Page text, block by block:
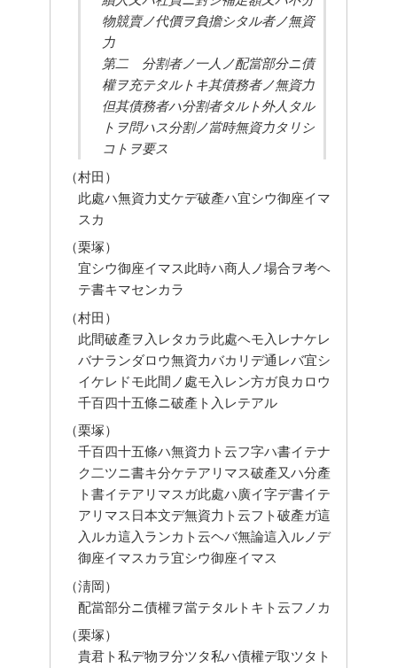
物競賣ノ代價ヲ負擔シタル者ノ無資
力
第二　分割者ノ一人ノ配當部分ニ債
權ヲ充テタルトキ其債務者ノ無資力
但其債務者ハ分割者タルト外人タル
トヲ問ハス分割ノ當時無資力タリシ
コトヲ要ス
（村田）
此處ハ無資力丈ケデ破產ハ宜シウ御座イマ
スカ
（栗塚）
宜シウ御座イマス此時ハ商人ノ場合ヲ考ヘ
テ書キマセンカラ
（村田）
此間破產ヲ入レタカラ此處ヘモ入レナケレ
バナランダロウ無資力バカリデ通レバ宜シ
イケレドモ此間ノ處モ入レン方ガ良カロウ
千百四十五條ニ破產ト入レテアル
（栗塚）
千百四十五條ハ無資力ト云フ字ハ書イテナ
ク二ツニ書キ分ケテアリマス破產又ハ分產
ト書イテアリマスガ此處ハ廣イ字デ書イテ
アリマス日本文デ無資力ト云フト破產ガ這
入ルカ這入ランカト云ヘバ無論這入ルノデ
御座イマスカラ宜シウ御座イマス
（淸岡）
配當部分ニ債權ヲ當テタルトキト云フノカ
（栗塚）
貴君ト私デ物ヲ分ツタ私ハ債權デ取ツタト